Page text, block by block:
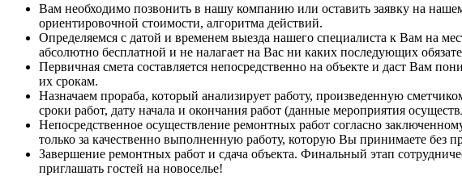
Вам необходимо позвонить в нашу компанию или оставить заявку на
ориентировочной стоимости, алгоритма действий.
Определяемся с датой и временем выезда нашего специалиста к Вам на
абсолютно бесплатной и не налагает на Вас ни каких последующих
Первичная смета составляется непосредственно на объекте и даст Вам
их срокам.
Назначаем прораба, который анализирует работу, произведенную
сроки работ, дату начала и окончания работ (данные мероприятия
Непосредственное осуществление ремонтных работ согласно
только за качественно выполненную работу, которую Вы принимаете без
Завершение ремонтных работ и сдача объекта. Финальный этап
приглашать гостей на новоселье!